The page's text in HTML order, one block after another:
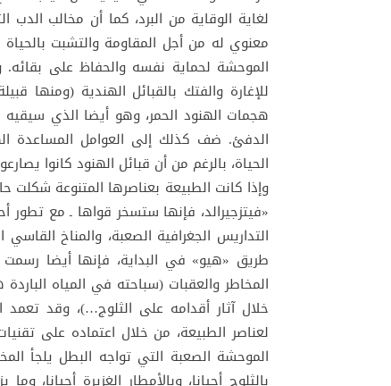
لغاية الوقاية من البرد، كما أن مخالب
معنوي له من أجل المقاومة والتشبت
الموحشة لحماية نفسه والحفاظ على بقائه.
للإغارة والفتك بالقبائل الهندية
هجمات الهنود الحمر، وهو أيضا الذي
الدفئ. ضف كذلك إلى العوامل المساعدة
الحياة، بالرغم من أن قبائل الهنود كانوا
وإذا كانت الطبيعة بعناصرها المتنوعة شكلت
«فيتزجيرالد، فإنها ستسخر قواها ـ مع تطور
التداريس الجغرافية الصعبة، والمناخ القاسي
طريق «هيو» في البداية، فإنها أيضا
المخاطر والعقبات (سباحته في المياه
خلال آثار أقدامه على الثلوج…)، وقد تعمد
لعناصر الطبيعة، من خلال اعتماده على
الموحشة الصعبة التي تواجه البطل يلجأ
بالثلوج أحيانا، وبالأمطار الغزيرة